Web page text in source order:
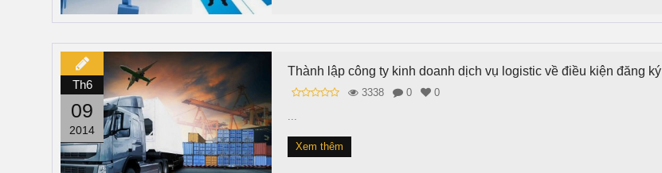
Th6
09
2014
Thành lập công ty kinh doanh dịch vụ logistic về điều kiện đăng ký
3338 0
0
...
Xem thêm